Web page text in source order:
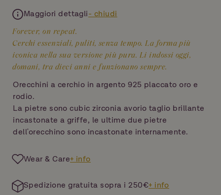
Maggiori dettagli- chiudi
Forever, on repeat.
Cerchi essenziali, puliti, senza tempo. La forma più
iconica nella sua versione più pura. Li indossi oggi,
domani, tra dieci anni e funzionano sempre.
Orecchini a cerchio in argento 925 placcato oro e
rodio.
La pietre sono cubic zirconia avorio taglio brillante
incastonate a griffe, le ultime due pietre
dell'orecchino sono incastonate internamente.
Wear & Care+ info
Spedizione gratuita sopra i 250€+ info